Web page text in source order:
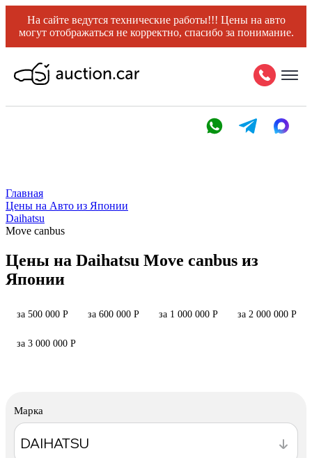
На сайте ведутся технические работы!!! Цены на авто
могут отображаться не корректно, спасибо за понимание.
Главная
Цены на Авто из Японии
Daihatsu
Move canbus
Цены на Daihatsu Move canbus из
Японии
за 500 000 Р за 600 000 Р за 1 000 000 Р за 2 000 000 Р
за 3 000 000 Р
Марка